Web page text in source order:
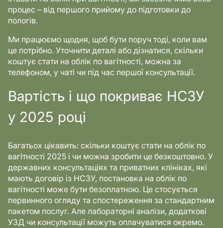
процес – від першого прийому до підготовки до
пологів.
Ми працюємо щодня, щоб бути поруч тоді, коли вам
це потрібно. Уточнити деталі або дізнатися, скільки
коштує стати на облік по вагітності, можна за
телефоном, у чаті чи під час першої консультації.
Вартість і що покриває НСЗУ
у 2025 році
Багатьох цікавить: скільки коштує стати на облік по
вагітності 2025 і чи можна зробити це безкоштовно. У
державних консультаціях та приватних клініках, які
мають договір із НСЗУ, постановка на облік по
вагітності може бути безоплатною. Це стосується
первинного огляду та спостереження за стандартним
пакетом послуг. Але лабораторні аналізи, додаткові
УЗД чи консультації можуть оплачуватися окремо.